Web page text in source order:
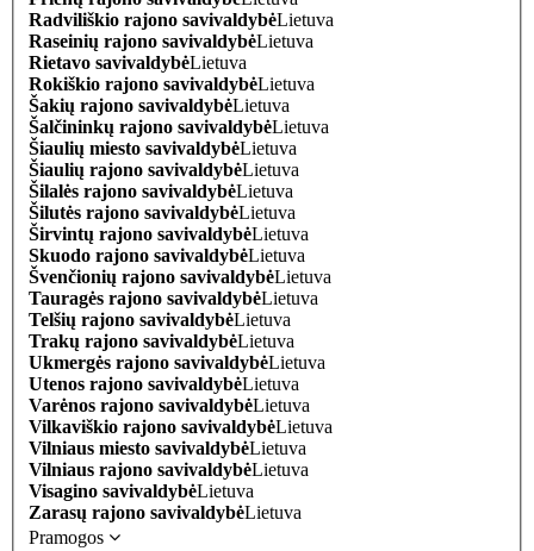
Radviliškio rajono savivaldybėLietuva
Raseinių rajono savivaldybėLietuva
Rietavo savivaldybėLietuva
Rokiškio rajono savivaldybėLietuva
Šakių rajono savivaldybėLietuva
Šalčininkų rajono savivaldybėLietuva
Šiaulių miesto savivaldybėLietuva
Šiaulių rajono savivaldybėLietuva
Šilalės rajono savivaldybėLietuva
Šilutės rajono savivaldybėLietuva
Širvintų rajono savivaldybėLietuva
Skuodo rajono savivaldybėLietuva
Švenčionių rajono savivaldybėLietuva
Tauragės rajono savivaldybėLietuva
Telšių rajono savivaldybėLietuva
Trakų rajono savivaldybėLietuva
Ukmergės rajono savivaldybėLietuva
Utenos rajono savivaldybėLietuva
Varėnos rajono savivaldybėLietuva
Vilkaviškio rajono savivaldybėLietuva
Vilniaus miesto savivaldybėLietuva
Vilniaus rajono savivaldybėLietuva
Visagino savivaldybėLietuva
Zarasų rajono savivaldybėLietuva
Pramogos